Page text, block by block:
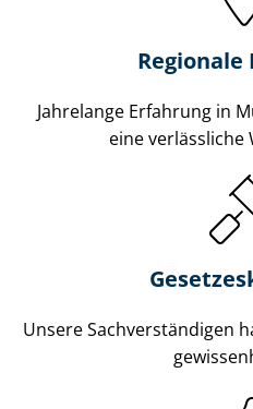
Regionale
Jahrelange Erfahrung in
eine
Unsere Sach­ver­stän­di­gen